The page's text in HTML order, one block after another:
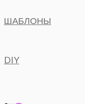
ШАБЛОНЫ
DIY